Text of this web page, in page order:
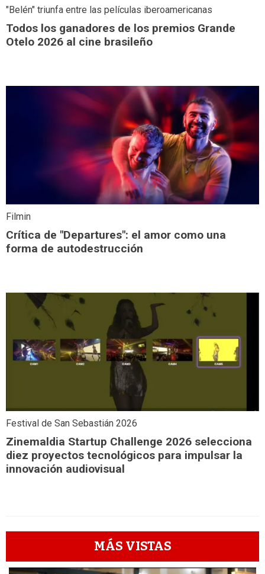
"Belén" triunfa entre las películas iberoamericanas
Todos los ganadores de los premios Grande
Otelo 2026 al cine brasileño
Filmin
Crítica de "Departures": el amor como una
forma de autodestrucción
Festival de San Sebastián 2026
Zinemaldia Startup Challenge 2026 selecciona
diez proyectos tecnológicos para impulsar la
innovación audiovisual
MÁS VISTAS